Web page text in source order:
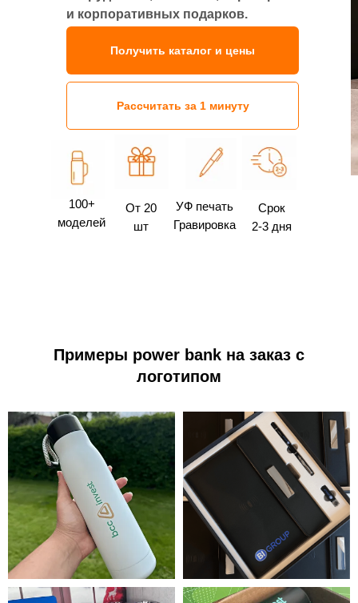
и корпоративных подарков.
Оптовые поставки по всему
Казахстану
Рассчитать за 1 минуту
100+
моделей
От 20
шт
УФ печать
Гравировка
Срок
2-3 дня
Получить каталог и цены
Примеры power bank на заказ с
логотипом